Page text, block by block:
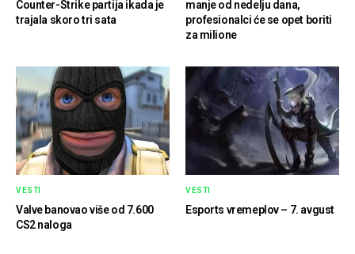
Counter-Strike partija ikada je
trajala skoro tri sata
manje od nedelju dana,
profesionalci će se opet boriti
za milione
VESTI
Valve banovao više od 7.600
CS2 naloga
VESTI
Esports vremeplov – 7. avgust